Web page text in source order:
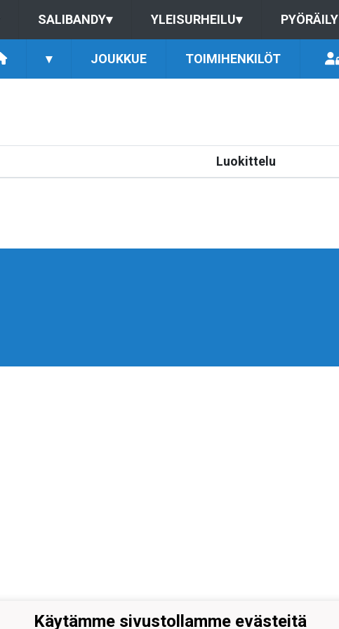
SALIBANDY▾ YLEISURHEILU▾ PYÖRÄILY
▾ JOUKKUE TOIMIHENKILÖT
Luokittelu
Käytämme sivustollamme evästeitä